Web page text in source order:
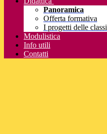
Panoramica
Offerta formativa
I progetti delle classi
Modulistica
Info utili
Contatti